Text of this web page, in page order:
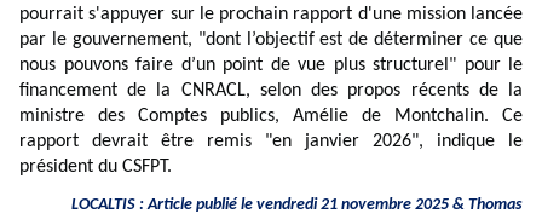
pourrait s'appuyer sur le prochain rapport d'une mission lancée
par le gouvernement, "dont l’objectif est de déterminer ce que
nous pouvons faire d’un point de vue plus structurel" pour le
financement de la CNRACL, selon des propos récents de la
ministre des Comptes publics, Amélie de Montchalin. Ce
rapport devrait être remis "en janvier 2026", indique le
président du CSFPT.
LOCALTIS : Article publié le vendredi 21 novembre 2025 & Thomas